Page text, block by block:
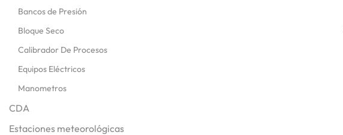
Bancos de Presión
Bloque Seco
Calibrador De Procesos
Equipos Eléctricos
Manometros
CDA
Estaciones meteorológicas